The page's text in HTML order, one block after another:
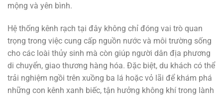
mộng và yên bình.
Hệ thống kênh rạch tại đây không chỉ đóng vai trò quan
trọng trong việc cung cấp nguồn nước và môi trường sống
cho các loài thủy sinh mà còn giúp người dân địa phương
di chuyển, giao thương hàng hóa. Đặc biệt, du khách có thể
trải nghiệm ngồi trên xuồng ba lá hoặc vỏ lãi để khám phá
những con kênh xanh biếc, tận hưởng không khí trong lành